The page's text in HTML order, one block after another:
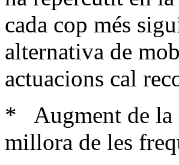
cada cop més
alternativa de
actuacions cal
* Augment de la
millora de les